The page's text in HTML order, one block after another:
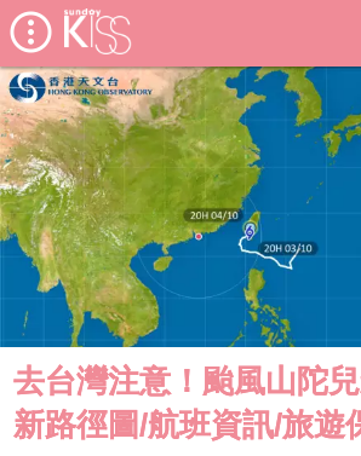
去台灣注意！颱風山陀
新路徑圖/航班資訊/旅遊